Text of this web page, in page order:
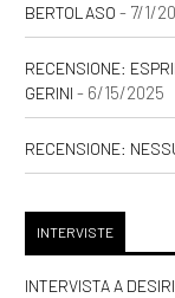
BERTOLASO - 7/1/
RECENSIONE:
GERINI - 6/15/2025
RECENSIONE:
INTERVISTE
INTERVISTA A